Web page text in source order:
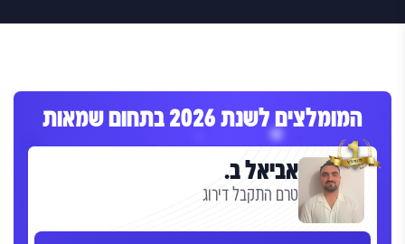
המומלצים לשנת 2026 בתחום שמאות
אביאל ב.
טרם התקבל דירוג